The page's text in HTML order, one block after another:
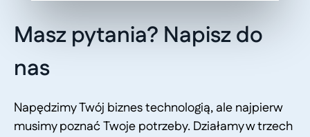
Masz pytania? Napisz do
nas
Napędzimy Twój biznes technologią, ale najpierw
musimy poznać Twoje potrzeby. Działamy w trzech